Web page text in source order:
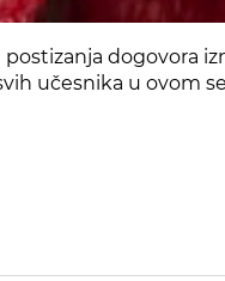
dogovora
učesnika u ovom